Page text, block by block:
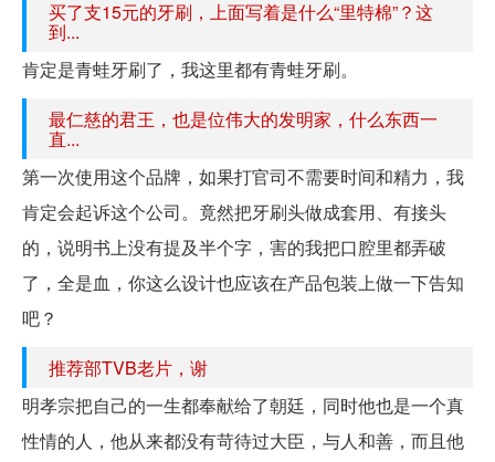
买了支15元的牙刷，上面写着是什么“里特棉”？这
到...
肯定是青蛙牙刷了，我这里都有青蛙牙刷。
最仁慈的君王，也是位伟大的发明家，什么东西一
直...
第一次使用这个品牌，如果打官司不需要时间和精力，我
肯定会起诉这个公司。竟然把牙刷头做成套用、有接头
的，说明书上没有提及半个字，害的我把口腔里都弄破
了，全是血，你这么设计也应该在产品包装上做一下告知
吧？
推荐部TVB老片，谢
明孝宗把自己的一生都奉献给了朝廷，同时他也是一个真
性情的人，他从来都没有苛待过大臣，与人和善，而且他